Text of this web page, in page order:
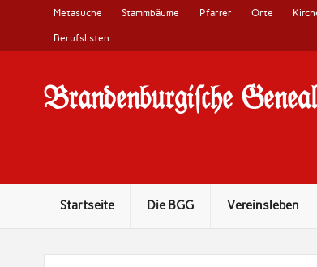
Metasuche Stammbäume Pfarrer Orte
Berufslisten
Brandenburgi#che
Startseite Die BGG Vereinsleben